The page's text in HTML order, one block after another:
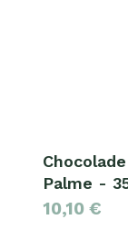
Palme -
10,10 €